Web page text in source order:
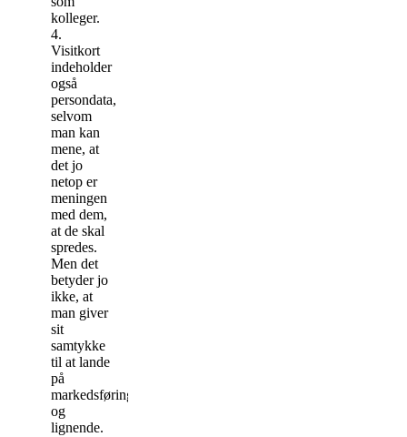
kolleger.
4.
Visitkort
indeholder
også
persondata,
selvom
man kan
mene, at
det jo
netop er
meningen
med dem,
at de skal
spredes.
Men det
betyder jo
ikke, at
man giver
sit
samtykke
til at lande
på
markedsføringslister
og
lignende.